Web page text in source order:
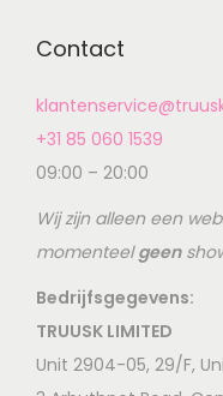
Contact
+31 85 060 1539
09:00 – 20:00
Wij zijn alleen een
momenteelgeen
Bedrijfsgegevens:
TRUUSK LIMITED
Unit 2904-05, 29/F,